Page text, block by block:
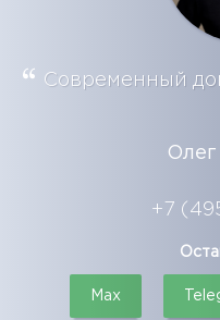
Современный
+7
Max